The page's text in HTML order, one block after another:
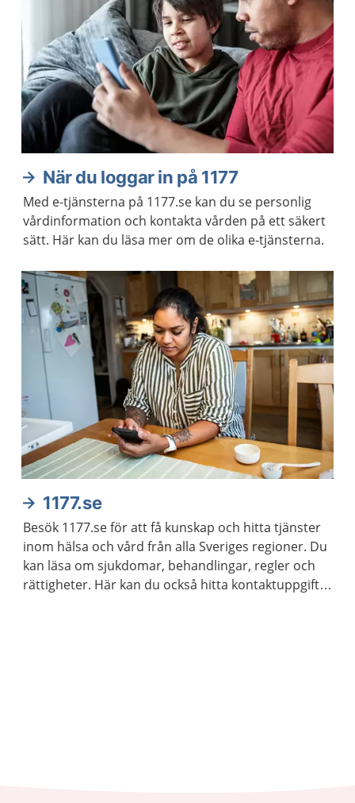
När du loggar in på 1177
Med e-tjänsterna på 1177.se kan du se personlig
vårdinformation och kontakta vården på ett säkert
sätt. Här kan du läsa mer om de olika e-tjänsterna.
1177.se
Besök 1177.se för att få kunskap och hitta tjänster
inom hälsa och vård från alla Sveriges regioner. Du
kan läsa om sjukdomar, behandlingar, regler och
rättigheter. Här kan du också hitta kontaktuppgifter